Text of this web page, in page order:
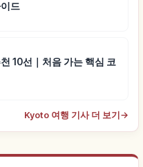
드
10선｜처음 가는 핵심 코
Kyoto 여행 기사 더 보기 →